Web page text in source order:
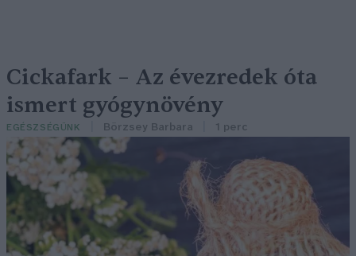
Cickafark – Az évezredek óta
ismert gyógynövény
EGÉSZSÉGÜNK Börzsey Barbara 1 perc